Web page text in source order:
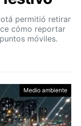
permitió retirar
cómo reportar
móviles.
Medio ambiente